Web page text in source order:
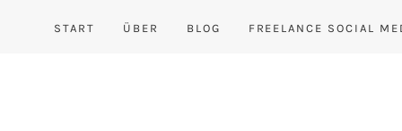
START ÜBER BLOG FREELANCE SOCIAL